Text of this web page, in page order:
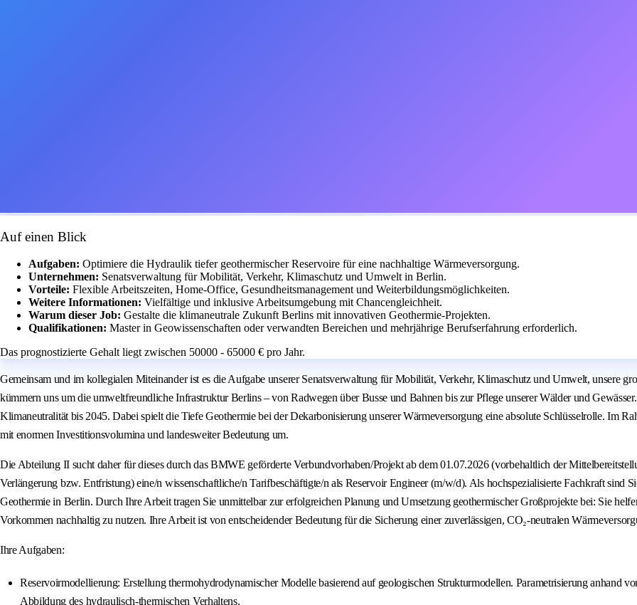
Auf einen Blick
Aufgaben: Optimiere die Hydraulik tiefer geothermischer Reservoire für eine nachhaltige Wärmeversorgung.
Unternehmen: Senatsverwaltung für Mobilität, Verkehr, Klimaschutz und Umwelt in Berlin.
Vorteile: Flexible Arbeitszeiten, Home-Office, Gesundheitsmanagement und Weiterbildungsmöglichkeiten.
Weitere Informationen: Vielfältige und inklusive Arbeitsumgebung mit Chancengleichheit.
Warum dieser Job: Gestalte die klimaneutrale Zukunft Berlins mit innovativen Geothermie-Projekten.
Qualifikationen: Master in Geowissenschaften oder verwandten Bereichen und mehrjährige Berufserfahrung erforderlich.
Das prognostizierte Gehalt liegt zwischen 50000 - 65000 € pro Jahr.
Gemeinsam und im kollegialen Miteinander ist es die Aufgabe unserer Senatsverwaltung für Mobilität, Verkehr, Klimaschutz und Umwelt, unsere
kümmern uns um die umweltfreundliche Infrastruktur Berlins – von Radwegen über Busse und Bahnen bis zur Pflege unserer Wälder und
Klimaneutralität bis 2045. Dabei spielt die Tiefe Geothermie bei der Dekarbonisierung unserer Wärmeversorgung eine absolute Schlüsselrolle. Im
mit enormen Investitionsvolumina und landesweiter Bedeutung um.
Die Abteilung II sucht daher für dieses durch das BMWE geförderte Verbundvorhaben/Projekt ab dem 01.07.2026 (vorbehaltlich der
Verlängerung bzw. Entfristung) eine/n wissenschaftliche/n Tarifbeschäftigte/n als Reservoir Engineer (m/w/d). Als hochspezialisierte Fachkraft sind
Geothermie in Berlin. Durch Ihre Arbeit tragen Sie unmittelbar zur erfolgreichen Planung und Umsetzung geothermischer Großprojekte bei: Sie
Vorkommen nachhaltig zu nutzen. Ihre Arbeit ist von entscheidender Bedeutung für die Sicherung einer zuverlässigen, CO₂‑neutralen
Ihre Aufgaben:
Reservoirmodellierung: Erstellung thermohydrodynamischer Modelle basierend auf geologischen Strukturmodellen. Parametrisierung anhand
Abbildung des hydraulisch‑thermischen Verhaltens.